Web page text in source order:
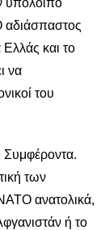
υπόλοιπο
αδιάσπαστος
και το
να
του
Συμφέροντα.
των
ανατολικά,
ή το